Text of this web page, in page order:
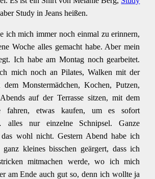
Study in Jeans heißen.
ich mich immer noch einmal zu erinnern,
Woche alles gemacht habe. Aber mein
Ich habe am Montag noch gearbeitet.
mich noch an Pilates, Walken mit der
Monstermädchen, Kochen, Putzen,
auf der Terrasse sitzen, mit dem
etwas kaufen, um es sofort
alles nur einzelne Schnipsel. Ganze
wohl nicht. Gestern Abend habe ich
kleines bisschen geärgert, dass ich
mitmachen werde, wo ich mich
am Ende auch gut so, denn ich wollte ja